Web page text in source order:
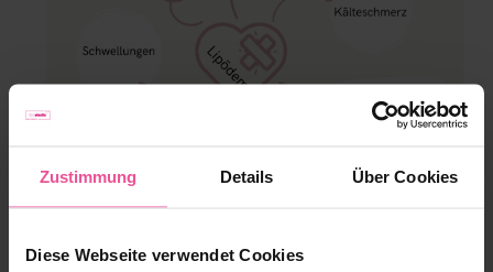
Zustimmung Details Über Cookies
Diese Webseite verwendet Cookies